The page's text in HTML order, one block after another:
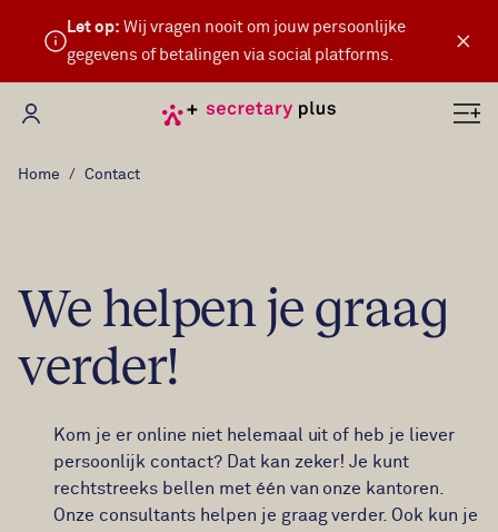
×
Let op: Wij vragen nooit om jouw persoonlijke
gegevens of betalingen via social platforms.
Mijn Secretary Plus
Home Contact
We helpen je graag
verder!
Kom je er online niet helemaal uit of heb je liever
persoonlijk contact? Dat kan zeker! Je kunt
rechtstreeks bellen met één van onze kantoren.
Onze consultants helpen je graag verder. Ook kun je